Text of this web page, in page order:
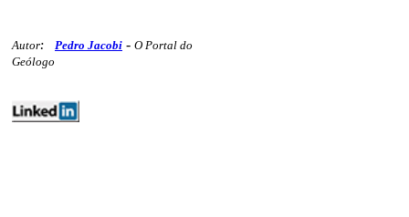
Autor: Pedro Jacobi - O Portal do
Geólogo